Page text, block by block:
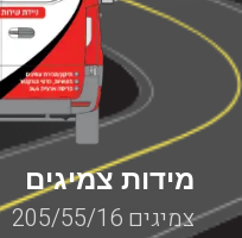
מידות צמיגים
צמיגים 205/55/16